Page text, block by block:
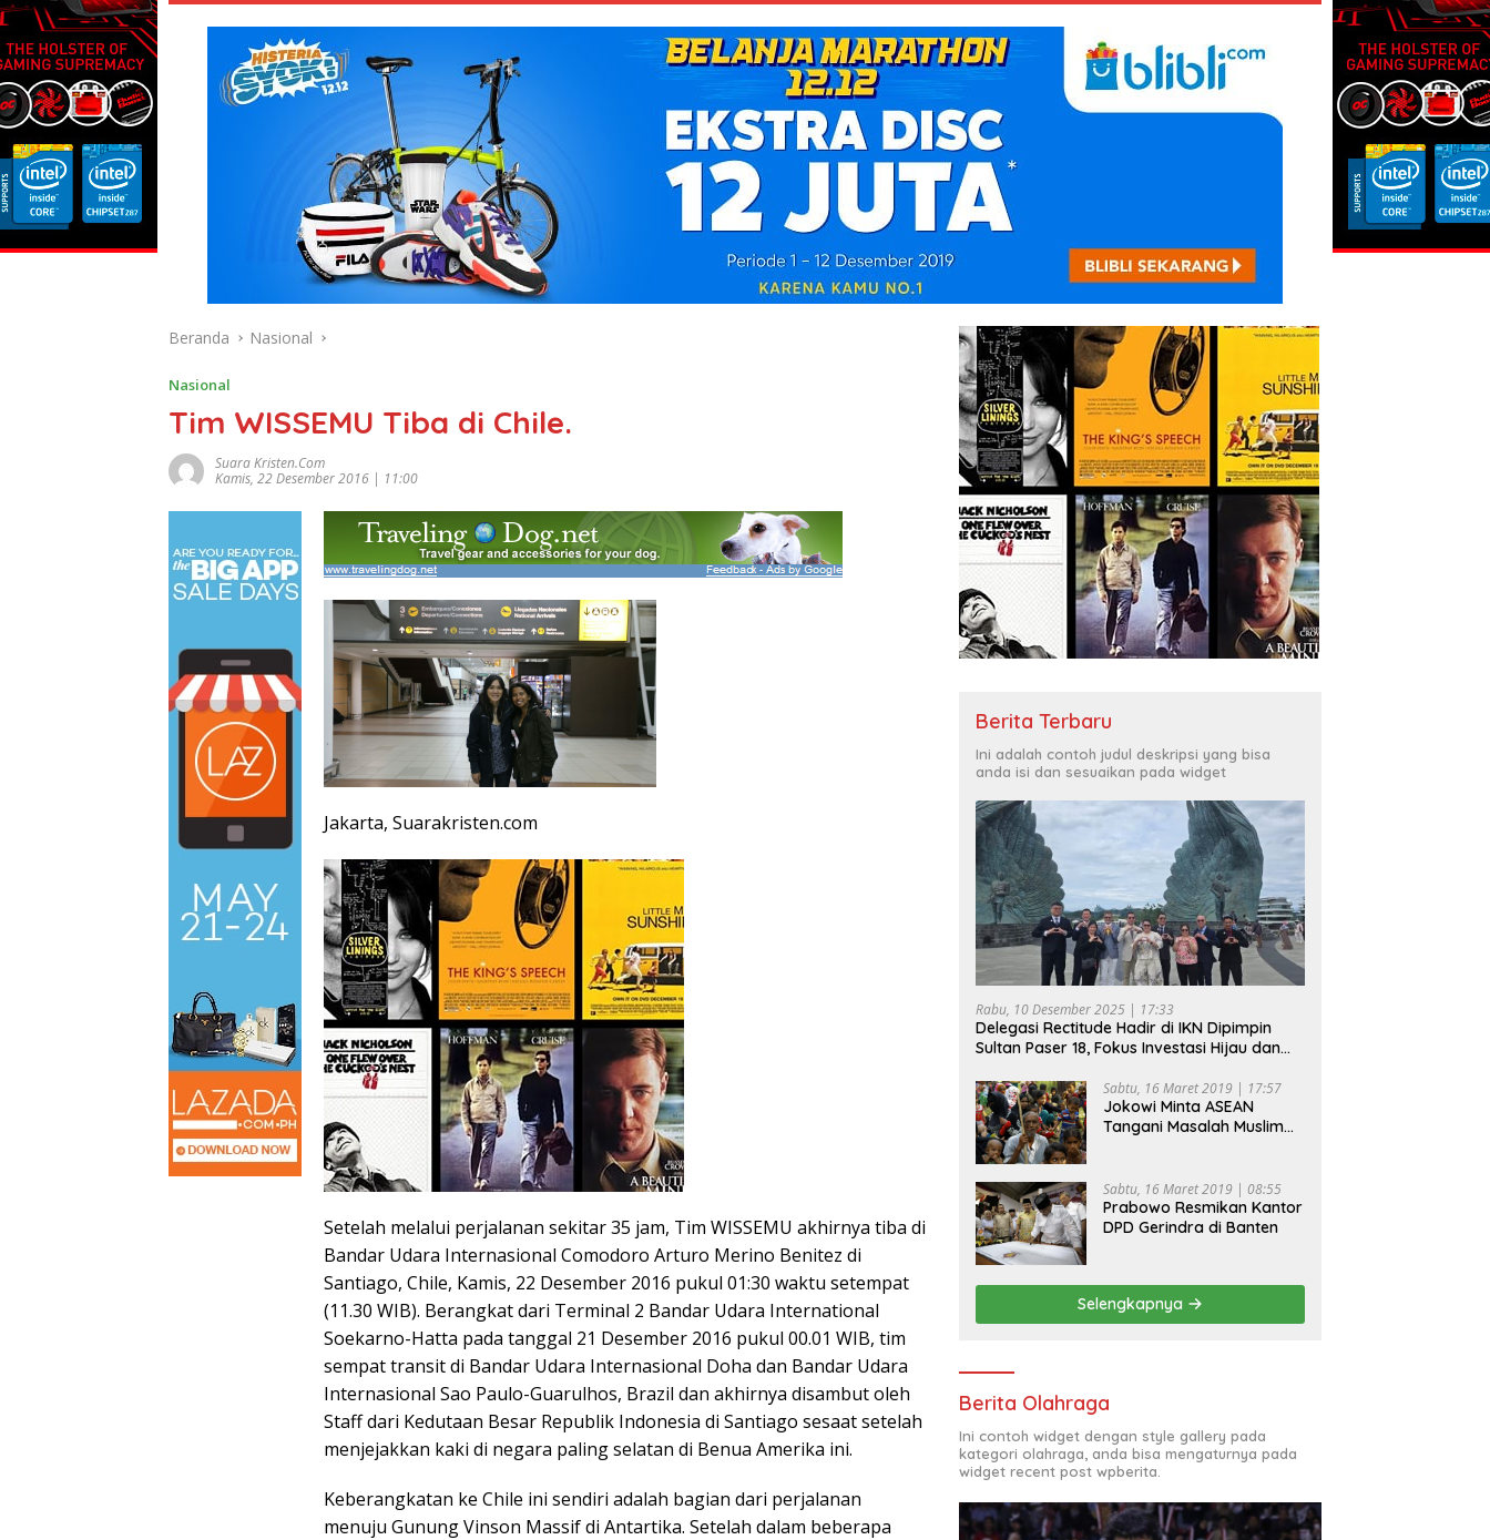
Beranda Nasional
Nasional
Tim WISSEMU Tiba di Chile.
Suara Kristen.com
Kamis, 22 Desember 2016 | 11:00
Jakarta, Suarakristen.com
Setelah melalui perjalanan sekitar 35 jam, Tim WISSEMU akhirnya tiba di
Bandar Udara Internasional Comodoro Arturo Merino Benitez di
Santiago, Chile, Kamis, 22 Desember 2016 pukul 01:30 waktu setempat
(11.30 WIB). Berangkat dari Terminal 2 Bandar Udara International
Soekarno-Hatta pada tanggal 21 Desember 2016 pukul 00.01 WIB, tim
sempat transit di Bandar Udara Internasional Doha dan Bandar Udara
Internasional Sao Paulo-Guarulhos, Brazil dan akhirnya disambut oleh
Staff dari Kedutaan Besar Republik Indonesia di Santiago sesaat setelah
menjejakkan kaki di negara paling selatan di Benua Amerika ini.
Keberangkatan ke Chile ini sendiri adalah bagian dari perjalanan
menuju Gunung Vinson Massif di Antartika. Setelah dalam beberapa
Berita Terbaru
Ini adalah contoh judul deskripsi yang bisa
anda isi dan sesuaikan pada widget
Rabu, 10 Desember 2025 | 17:33
Delegasi Rectitude Hadir di IKN Dipimpin
Sultan Paser 18, Fokus Investasi Hijau dan
Sabtu, 16 Maret 2019 | 17:57
Jokowi Minta ASEAN
Tangani Masalah Muslim
Sabtu, 16 Maret 2019 | 08:55
Prabowo Resmikan Kantor
DPD Gerindra di Banten
Selengkapnya
Berita Olahraga
Ini contoh widget dengan style gallery pada
kategori olahraga, anda bisa mengaturnya pada
widget recent post wpberita.